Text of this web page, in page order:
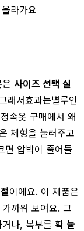
라가요
사이즈 선택 실
래서효과는별루인
속옷 구매에서 왜
체형을 눌러주고
면 압박이 줄어들
이에요. 이 제품은
까워 보여요. 그
나, 복부를 확 눌